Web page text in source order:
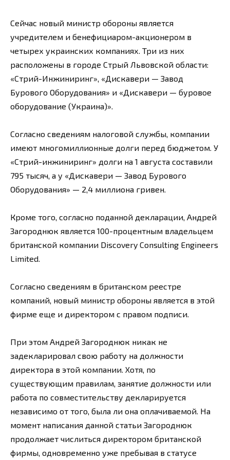
Сейчас новый министр обороны является
учредителем и бенефициаром-акционером в
четырех украинских компаниях. Три из них
расположены в городе Стрый Львовской области:
«Стрий-Инжиниринг», «Дискавери — Завод
Бурового Оборудования» и «Дискавери — буровое
оборудование (Украина)».
Согласно сведениям налоговой службы, компании
имеют многомиллионные долги перед бюджетом. У
«Стрий-инжиниринг» долги на 1 августа составили
795 тысяч, а у «Дискавери — Завод Бурового
Оборудования» — 2,4 миллиона гривен.
Кроме того, согласно поданной декларации, Андрей
Загороднюк является 100-процентным владельцем
британской компании Discovery Consulting Engineers
Limited.
Согласно сведениям в британском реестре
компаний, новый министр обороны является в этой
фирме еще и директором с правом подписи.
При этом Андрей Загороднюк никак не
задекларировал свою работу на должности
директора в этой компании. Хотя, по
существующим правилам, занятие должности или
работа по совместительству декларируется
независимо от того, была ли она оплачиваемой. На
момент написания данной статьи Загороднюк
продолжает числиться директором британской
фирмы, одновременно уже пребывая в статусе